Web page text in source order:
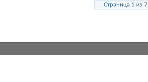
Страница 1 из 7